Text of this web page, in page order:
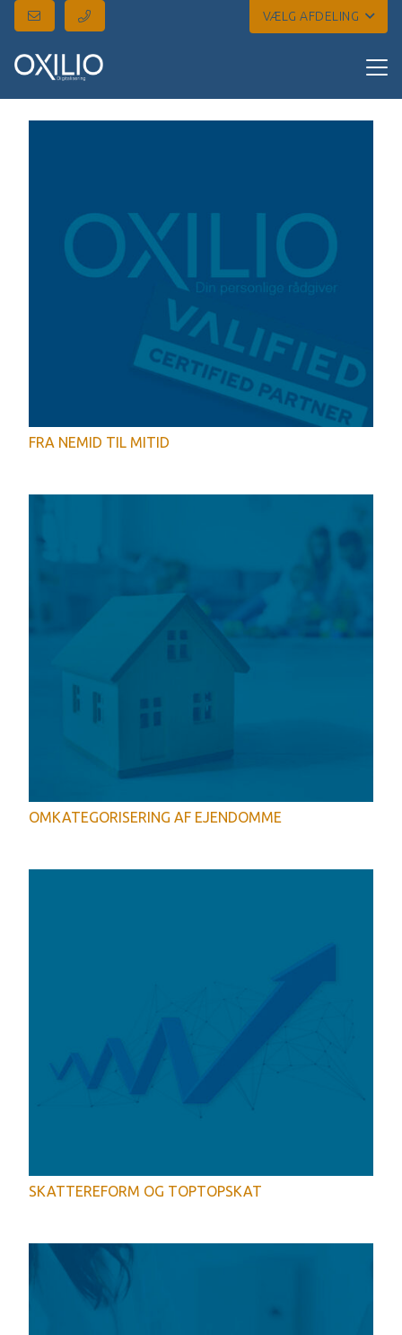
VÆLG AFDELING
FRA NEMID TIL MITID
OMKATEGORISERING AF EJENDOMME
SKATTEREFORM OG TOPTOPSKAT